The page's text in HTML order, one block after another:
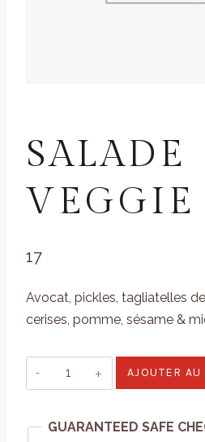
SALADE
VEGGIE
17
Avocat, pickles, tagliatelles
cerises, pomme, sésame &
quantité
de
Veggie
AJOUTER AU
GUARANTEED SAFE